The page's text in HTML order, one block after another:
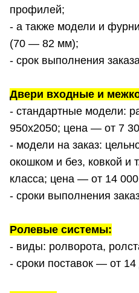
профилей;
- а также модели и
(70 — 82 мм);
- срок выполнения
Двери входные и
- стандартные модели:
950х2050; цена — от 7
- модели на заказ:
окошком и без, ковкой
класса; цена — от 14
- сроки выполнения
Ролевые системы:
- виды: ролворота,
- сроки поставок — от 14